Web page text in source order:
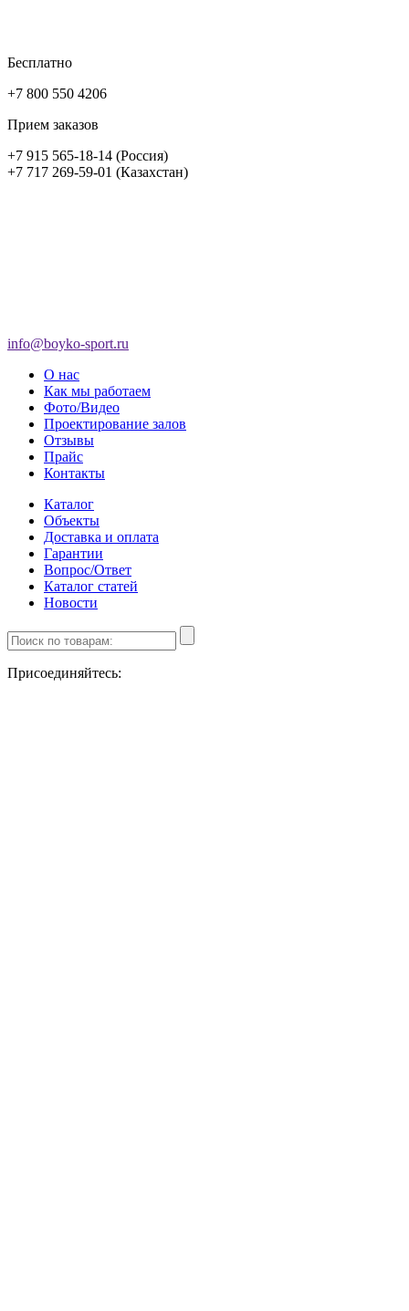
Бесплатно
+7 800 550 4206
Прием заказов
+7 915 565-18-14 (Россия)
+7 717 269-59-01 (Казахстан)
info@boyko-sport.ru
О нас
Как мы работаем
Фото/Видео
Проектирование залов
Отзывы
Прайс
Контакты
Каталог
Объекты
Доставка и оплата
Гарантии
Вопрос/Ответ
Каталог статей
Новости
Присоединяйтесь: